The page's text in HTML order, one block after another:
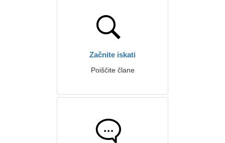
Začnite iskati
Poiščite člane